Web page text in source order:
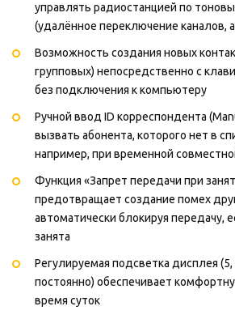
управлять радиостанцией по
(удалённое переключение каналов,
Возможность создания новых
групповых) непосредственно с
без подключения к компьютеру
Ручной ввод ID корреспондента
вызвать абонента, которого нет в
например, при временной
Функция «Запрет передачи при
предотвращает создание помех
автоматически блокируя передачу,
занята
Регулируемая подсветка дисплея
постоянно) обеспечивает
время суток